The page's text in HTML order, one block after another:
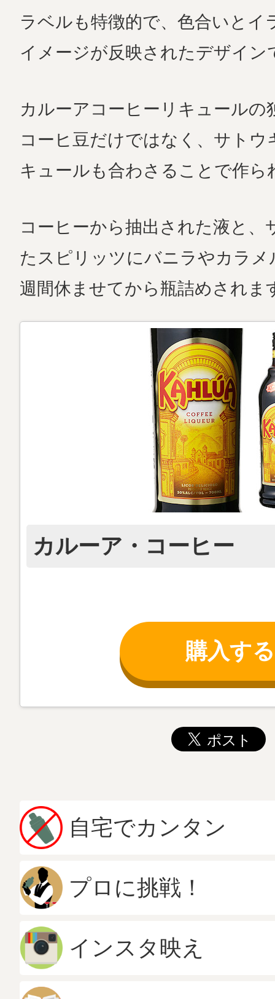
ラベルも特徴的で、色合いとイ
イメージが反映されたデザイン
カルーアコーヒーリキュールの
コーヒ豆だけではなく、サト
キュールも合わさることで作ら
コーヒーから抽出された液と、
たスピリッツにバニラやカラ
週間休ませてから瓶詰めされま
カルーア・コーヒー
購入する
自宅でカンタン
プロに挑戦！
インスタ映え